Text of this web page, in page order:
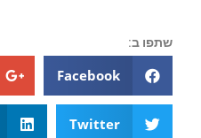
שתפו ב:
Facebook
Twitter